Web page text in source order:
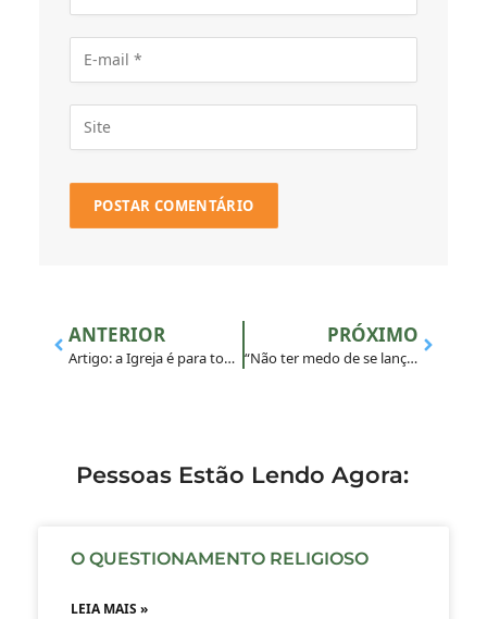
ANTERIOR
Artigo: a Igreja é para todos!
PRÓXIMO
“Não ter medo de se lançar”: diz jovem em encontro do GAVI em Belo Horizonte
Pessoas Estão Lendo Agora:
O QUESTIONAMENTO RELIGIOSO
LEIA MAIS »